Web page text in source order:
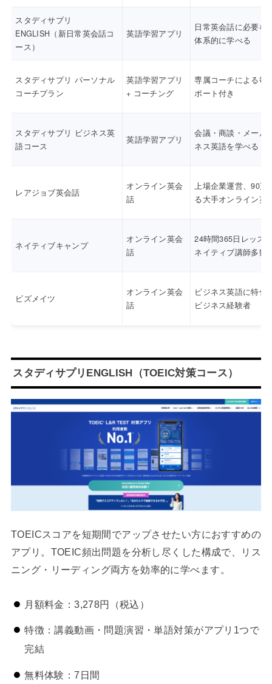
スタディサプリ
ENGLISH（新日常英会話コ
ース）
英語学習アプリ
日常英会話に必要な
体系的に学べる
スタディサプリ パーソナル
コーチプラン
英語学習アプリ
+ コーチング
専属コーチによる毎
ポート付き
スタディサプリ ビジネス英
語コース
英語学習アプリ
会議・商談・メール
ネス英語を学べる
レアジョブ英会話
オンライン英会
話
上場企業運営、90万
る大手オンライン英
ネイティブキャンプ
オンライン英会
話
24時間365日レッス
ネイティブ講師多数
ビズメイツ
オンライン英会
話
ビジネス英語に特化
ビジネス経験者
スタディサプリENGLISH（TOEIC対策コース）
TOEICスコアを短期間でアップさせたい方におすすめの
アプリ。TOEIC頻出問題を分析し尽くした構成で、リス
ニング・リーディング両方を効率的に学べます。
月額料金：3,278円（税込）
特徴：講義動画・問題演習・単語対策がアプリ1つで
完結
無料体験：7日間